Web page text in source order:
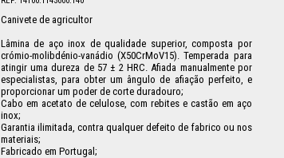
Canivete de agricultor
Lâmina de aço inox de qualidade superior, composta por
crómio-molibdénio-vanádio (X50CrMoV15). Temperada para
atingir uma dureza de 57 ± 2 HRC. Afiada manualmente por
especialistas, para obter um ângulo de afiação perfeito, e
proporcionar um poder de corte duradouro;
Cabo em acetato de celulose, com rebites e castão em aço
inox;
Garantia ilimitada, contra qualquer defeito de fabrico ou nos
materiais;
Fabricado em Portugal;